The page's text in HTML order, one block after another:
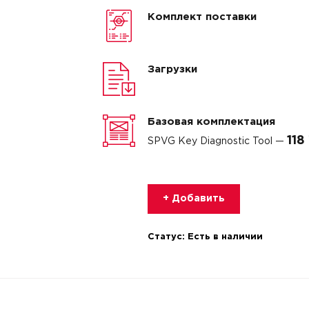
Комплект поставки
Загрузки
Базовая комплектация
SPVG Key Diagnostic Tool —
+ Добавить
Статус: Есть в наличии